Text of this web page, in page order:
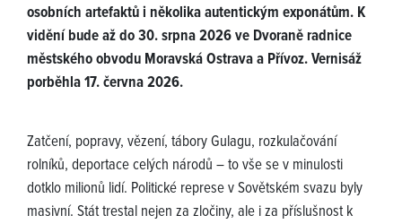
osobních artefaktů i několika autentickým exponátům. K
vidění bude až do 30. srpna 2026 ve Dvoraně radnice
městského obvodu Moravská Ostrava a Přívoz. Vernisáž
porběhla 17. června 2026.
Zatčení, popravy, vězení, tábory Gulagu, rozkulačování
rolníků, deportace celých národů – to vše se v minulosti
dotklo milionů lidí. Politické represe v Sovětském svazu byly
masivní. Stát trestal nejen za zločiny, ale i za příslušnost k